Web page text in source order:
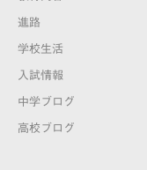
進路
学校生活
入試情報
中学ブログ
高校ブログ